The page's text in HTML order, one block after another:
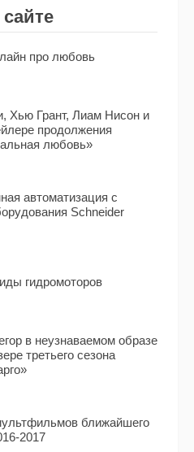
про любовь
Хью Грант, Лиам Нисон и
продолжения
любовь»
автоматизация с
Schneider
гидромоторов
в неузнаваемом образе
третьего сезона
ближайшего
2017